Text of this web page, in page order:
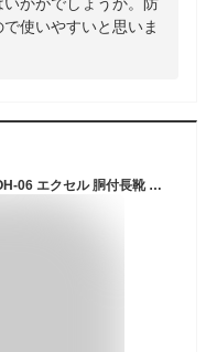
使いやすいと思いま
フェルトソール チェストハイウェーダー OH-06 エクセル 胴付長靴 胴長 長靴 ウェダー 土木 災害 清掃胴付き長靴 釣り用長靴 水中作業 作業服 フェルト底 ナイロン 70D